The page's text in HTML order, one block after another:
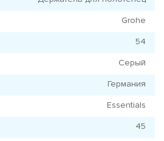
Grohe
54
Серый
Германия
Essentials
45